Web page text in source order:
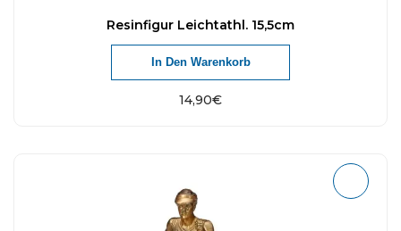
Resinfigur Leichtathl. 15,5cm
14,90€
In Den Warenkorb